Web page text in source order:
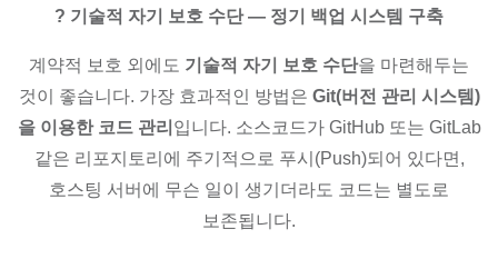
? 기술적 자기 보호 수단 — 정기 백업 시스템 구축
계약적 보호 외에도 기술적 자기 보호 수단을 마련해두는
것이 좋습니다. 가장 효과적인 방법은 Git(버전 관리 시스템)
을 이용한 코드 관리 입니다. 소스코드가 GitHub 또는 GitLab
같은 리포지토리에 주기적으로 푸시(Push)되어 있다면,
호스팅 서버에 무슨 일이 생기더라도 코드는 별도로
보존됩니다.